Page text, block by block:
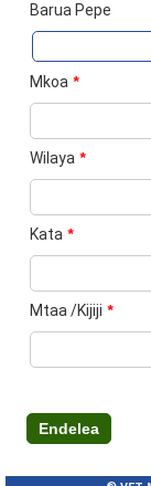
Barua Pepe
Mkoa *
Wilaya *
Kata *
Mtaa /Kijiji *